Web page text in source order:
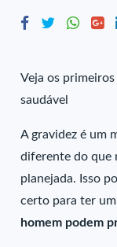
Veja os
saudável
A gravidez é um
diferente do que
planejada. Isso
certo para ter
homem podem